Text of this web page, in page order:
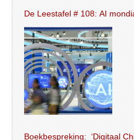
De Leestafel
Boekbespreking: ‘Digitaal